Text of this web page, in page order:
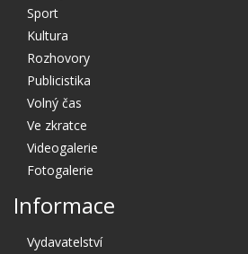
Sport
Kultura
Rozhovory
Publicistika
Volný čas
Ve zkratce
Videogalerie
Fotogalerie
Informace
Vydavatelství